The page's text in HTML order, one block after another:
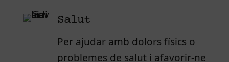
Salut
Per ajudar amb dolors físics o
problemes de salut i afavorir-ne